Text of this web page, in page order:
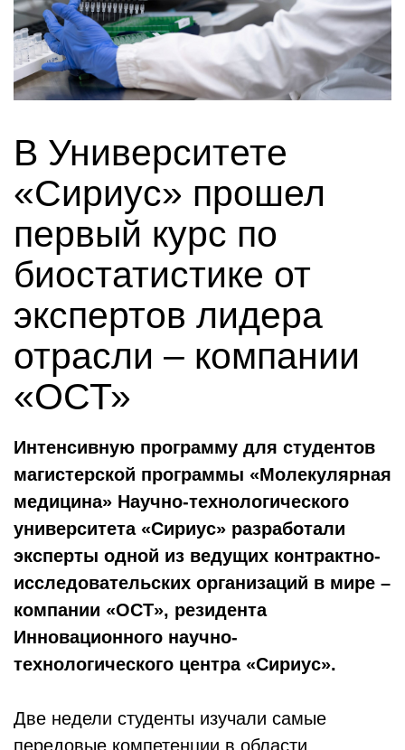
В Университете
«Сириус» прошел
первый курс по
биостатистике от
экспертов лидера
отрасли – компании
«ОСТ»
Интенсивную программу для студентов
магистерской программы «Молекулярная
медицина» Научно-технологического
университета «Сириус» разработали
эксперты одной из ведущих контрактно-
исследовательских организаций в мире –
компании «ОСТ», резидента
Инновационного научно-
технологического центра «Сириус».
Две недели студенты изучали самые
передовые компетенции в области